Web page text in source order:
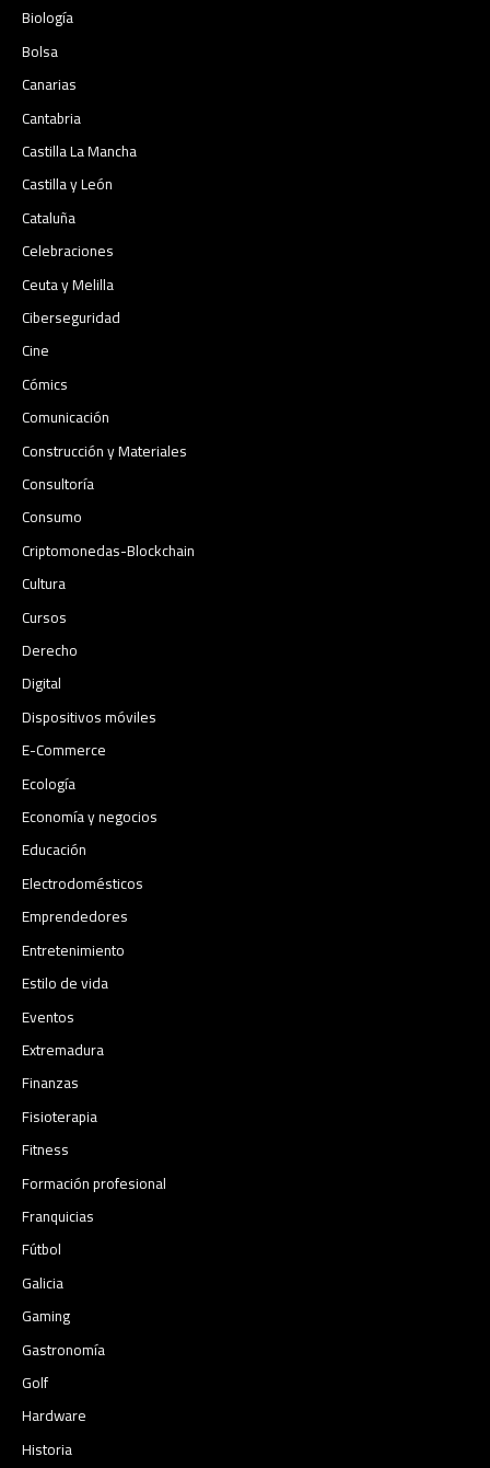
Biología
Bolsa
Canarias
Cantabria
Castilla La Mancha
Castilla y León
Cataluña
Celebraciones
Ceuta y Melilla
Ciberseguridad
Cine
Cómics
Comunicación
Construcción y Materiales
Consultoría
Consumo
Criptomonedas-Blockchain
Cultura
Cursos
Derecho
Digital
Dispositivos móviles
E-Commerce
Ecología
Economía y negocios​
Educación
Electrodomésticos
Emprendedores
Entretenimiento
Estilo de vida
Eventos
Extremadura
Finanzas
Fisioterapia
Fitness
Formación profesional
Franquicias
Fútbol
Galicia
Gaming
Gastronomía
Golf
Hardware
Historia